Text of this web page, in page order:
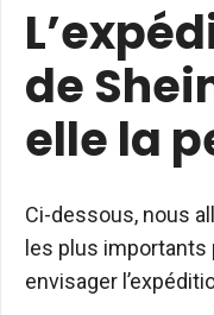
de
elle la
Ci-dessous, nous
les plus
envisager